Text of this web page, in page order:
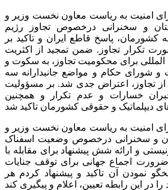
امنیت به ریاست معاون نخست وزیر و
و سخنرانی درخصوص تجاوز رژیم
کشورمان، پاسخ قاطع ایران و تاکید بر
تکرار تجاوز. ضمن تمجید از اکثریت
المللی برای محکومیت تجاوز، به سکوت و
و شورای حکام و مواضع جانبدارانه سه
از تجاوز، اعتراض جدی شد. بر مسؤولیت
خسارات و عدم تکرار و همچنین
امنیت به ریاست معاون نخست وزیر و
و سخنرانی درخصوص وضعیت اسفناک
و ارائه شش پیشنهاد برای مقابله با
ضرورت اجماع جهانی برای توقف جنایات
نمودن آن تاکید و پیشنهاد کردم هر